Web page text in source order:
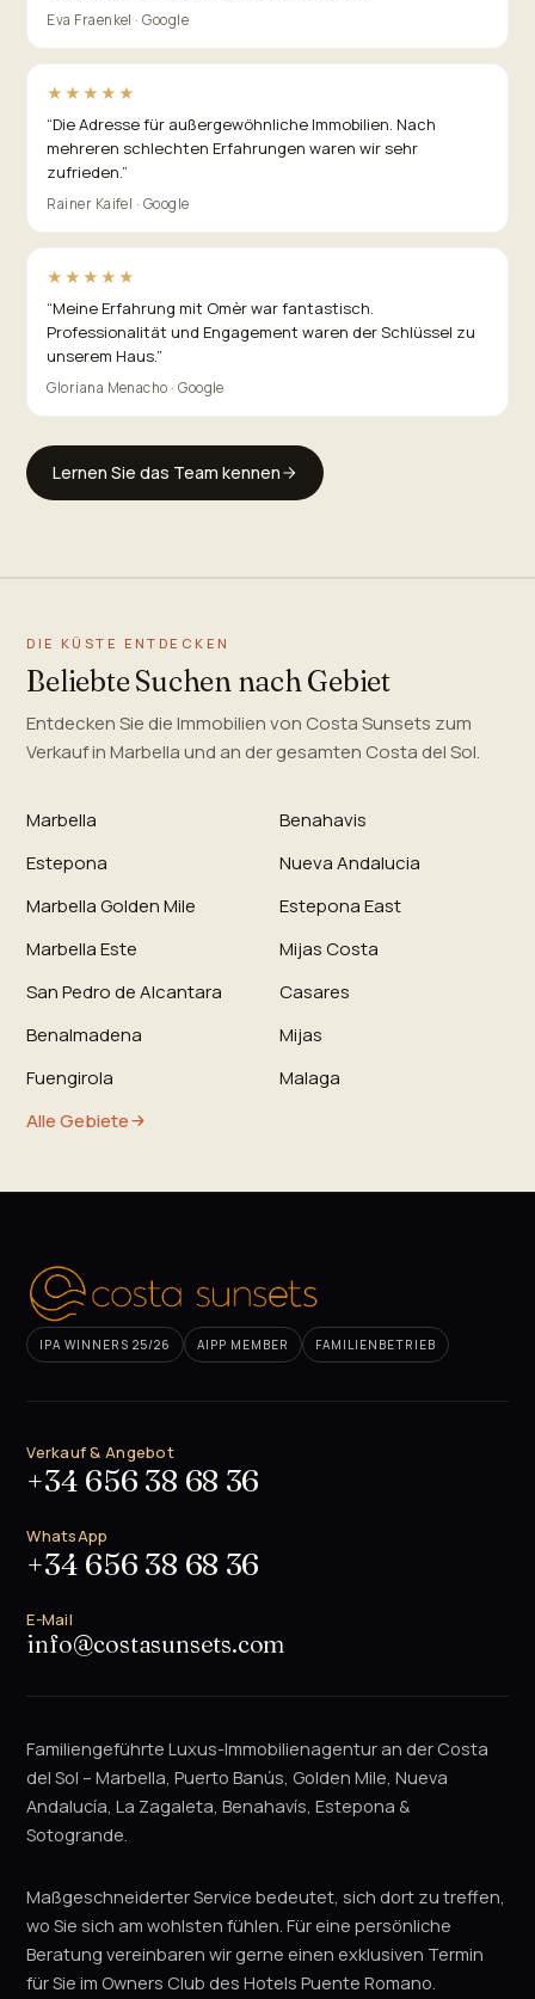
Eva Fraenkel · Google
★★★★★
“Die Adresse für außergewöhnliche Immobilien. Nach
mehreren schlechten Erfahrungen waren wir sehr
zufrieden.”
Rainer Kaifel · Google
★★★★★
“Meine Erfahrung mit Omèr war fantastisch.
Professionalität und Engagement waren der Schlüssel zu
unserem Haus.”
Gloriana Menacho · Google
Lernen Sie das Team kennen
DIE KÜSTE ENTDECKEN
Beliebte Suchen nach Gebiet
Entdecken Sie die Immobilien von Costa Sunsets zum
Verkauf in Marbella und an der gesamten Costa del Sol.
Marbella
Benahavis
Estepona
Nueva Andalucia
Marbella Golden Mile
Estepona East
Marbella Este
Mijas Costa
San Pedro de Alcantara
Casares
Benalmadena
Mijas
Fuengirola
Malaga
Alle Gebiete
IPA WINNERS 25/26 AIPP MEMBER FAMILIENBETRIEB
Verkauf & Angebot
+34 656 38 68 36
WhatsApp
+34 656 38 68 36
E-Mail
info@costasunsets.com
Familiengeführte Luxus-Immobilienagentur an der Costa
del Sol – Marbella, Puerto Banús, Golden Mile, Nueva
Andalucía, La Zagaleta, Benahavís, Estepona &
Sotogrande.
Maßgeschneiderter Service bedeutet, sich dort zu treffen,
wo Sie sich am wohlsten fühlen. Für eine persönliche
Beratung vereinbaren wir gerne einen exklusiven Termin
für Sie im Owners Club des Hotels Puente Romano.